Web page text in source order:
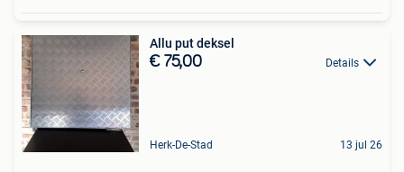
Allu put deksel
€ 75,00 Details
Herk-De-Stad 13 jul 26